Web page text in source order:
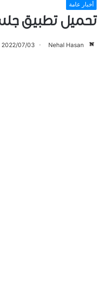
أخبار عامة
تحميل تطبيق
Nehal Hasan
2022/07/03